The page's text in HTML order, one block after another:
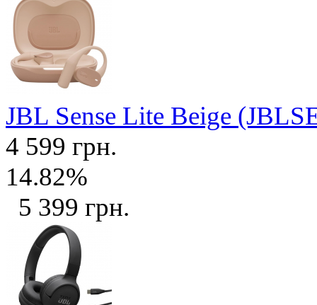
JBL Sense Lite Beige
4 599 грн.
14.82%
5 399 грн.